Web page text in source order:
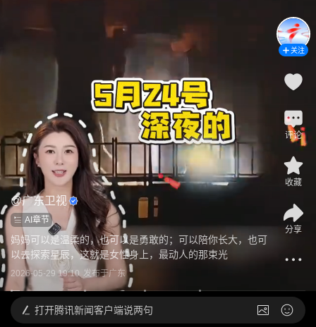
@广东卫视
AI章节
妈妈可以是温柔的，也可以是勇敢的；可以陪你长大，也可
以去探索星辰，这就是女性身上，最动人的那束光
2026-05-29 19:10 发布于广东
关注
评论
收藏
分享
打开腾讯新闻客户端说两句